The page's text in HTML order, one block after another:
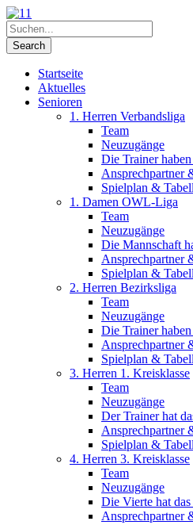
Startseite
Aktuelles
Senioren
1. Herren Verbandsliga
Team
Neuzugänge
Die Trainer
Ansprechpartner
Spielplan &
1. Damen OWL-Liga
Team
Neuzugänge
Die Mannschaft
Ansprechpartner
Spielplan &
2. Herren Bezirksliga
Team
Neuzugänge
Die Trainer
Ansprechpartner
Spielplan &
3. Herren 1. Kreisklasse
Team
Neuzugänge
Der Trainer hat
Ansprechpartner
Spielplan &
4. Herren 3. Kreisklasse
Team
Neuzugänge
Die Vierte hat
Ansprechpartner